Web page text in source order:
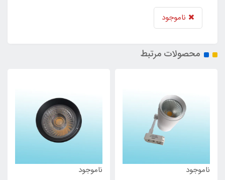
ناموجود
محصولات مرتبط
ناموجود ناموجود